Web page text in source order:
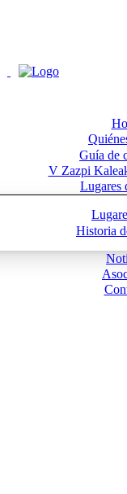
Guía de
V Zazpi
Lugares
Historia